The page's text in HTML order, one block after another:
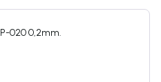
020 0,2mm.